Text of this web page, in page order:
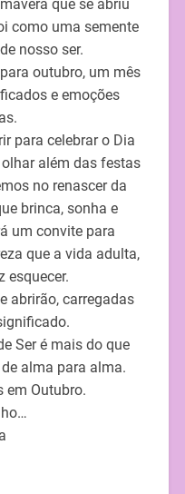
que se abriu
como uma semente
nosso ser.
outubro, um mês
e emoções
para celebrar o Dia
além das festas
no renascer da
brinca, sonha e
um convite para
que a vida adulta,
esquecer.
abrirão, carregadas
Ser é mais do que
alma para alma.
em Outubro.